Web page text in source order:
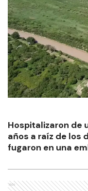
Hospitalizaron de
años a raíz de los
fugaron en una
Ads